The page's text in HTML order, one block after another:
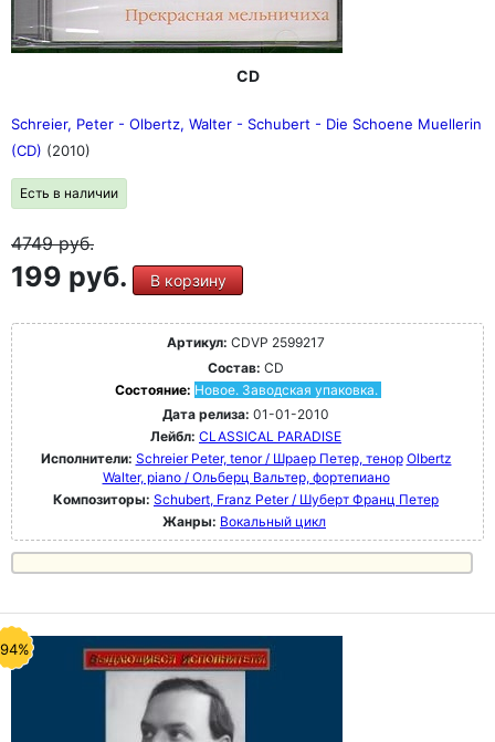
CD
Schreier, Peter - Olbertz, Walter - Schubert - Die Schoene Muellerin
(CD) (2010)
Есть в наличии
4749руб.
199 руб. В корзину
Артикул: CDVP 2599217
Состав: CD
Состояние: Новое. Заводская упаковка.
Дата релиза: 01-01-2010
Лейбл: CLASSICAL PARADISE
Исполнители: Schreier Peter, tenor / Шраер Петер, тенор Olbertz
Walter, piano / Ольберц Вальтер, фортепиано
Композиторы: Schubert, Franz Peter / Шуберт Франц Петер
Жанры: Вокальный цикл